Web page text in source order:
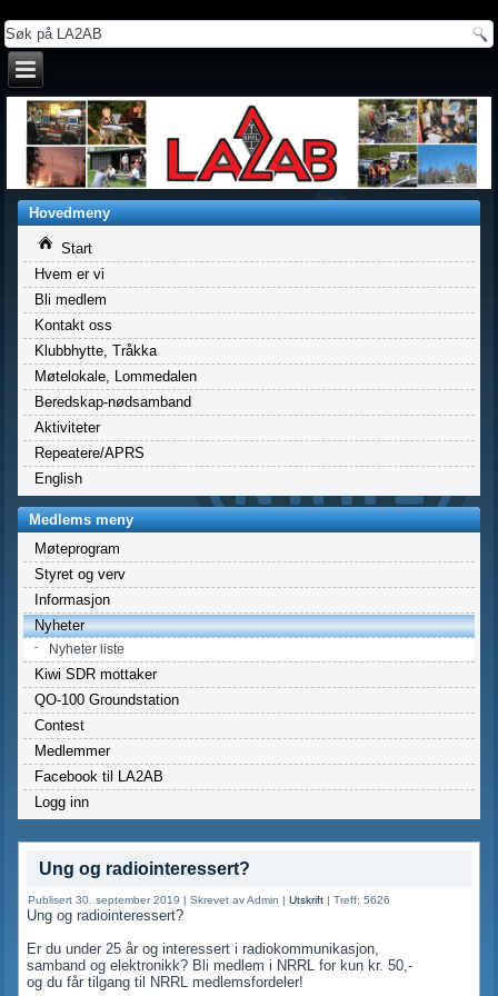
Hovedmeny
Start
Hvem er vi
Bli medlem
Kontakt oss
Klubbhytte, Tråkka
Møtelokale, Lommedalen
Beredskap-nødsamband
Aktiviteter
Repeatere/APRS
English
Medlems meny
Møteprogram
Styret og verv
Informasjon
Nyheter
Nyheter liste
Kiwi SDR mottaker
QO-100 Groundstation
Contest
Medlemmer
Facebook til LA2AB
Logg inn
Ung og radiointeressert?
Publisert 30. september 2019 |Skrevet av Admin |Utskrift |Treff: 5626
Ung og radiointeressert?
Er du under 25 år og interessert i radiokommunikasjon,
samband og elektronikk? Bli medlem i NRRL for kun kr. 50,-
og du får tilgang til NRRL medlemsfordeler!